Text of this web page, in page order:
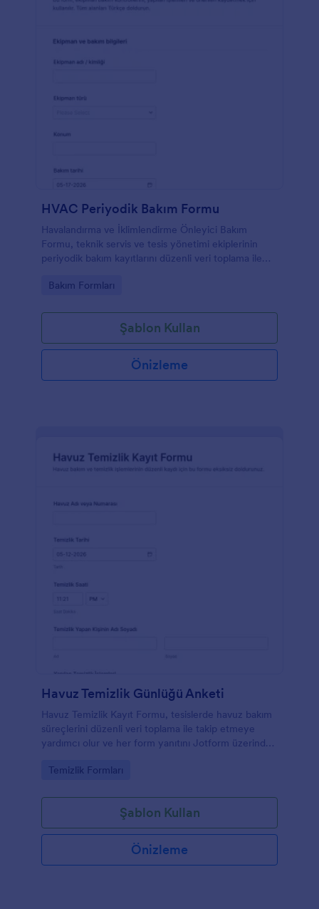
HVAC Periyodik Bakım Formu
Havalandırma ve İklimlendirme Önleyici Bakım
Formu, teknik servis ve tesis yönetimi ekiplerinin
periyodik bakım kayıtlarını düzenli veri toplama ile
etmesine yardımcı olur.
Go to Category:
Bakım Formları
Şablon Kullan
Önizleme
Havuz Temizlik Günlüğü Anketi
Havuz Temizlik Kayıt Formu, tesislerde havuz bakım
süreçlerini düzenli veri toplama ile takip etmeye
yardımcı olur ve her form yanıtını Jotform üzerinden
kolaylaştırır.
Go to Category:
Temizlik Formları
Şablon Kullan
Önizleme